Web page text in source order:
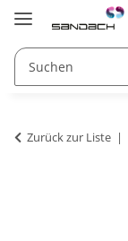
Zurück zur Liste